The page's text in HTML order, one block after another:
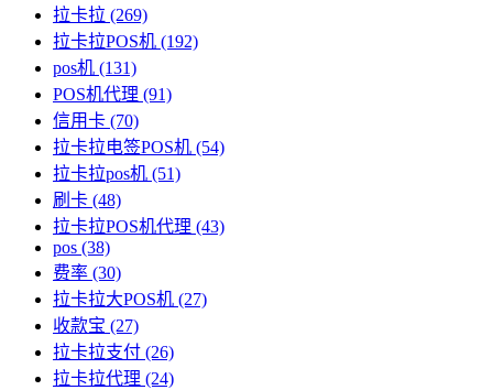
拉卡拉 (269)
拉卡拉POS机 (192)
pos机 (131)
POS机代理 (91)
信用卡 (70)
拉卡拉电签POS机 (54)
拉卡拉pos机 (51)
刷卡 (48)
拉卡拉POS机代理 (43)
pos (38)
费率 (30)
拉卡拉大POS机 (27)
收款宝 (27)
拉卡拉支付 (26)
拉卡拉代理 (24)